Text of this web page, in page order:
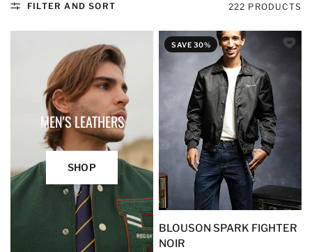
FILTER AND SORT 222 PRODUCTS
MEN'S LEATHERS
SHOP
SAVE 30%
BLOUSON SPARK FIGHTER
NOIR